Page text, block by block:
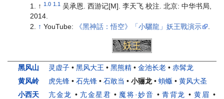
↑ 1.0 1.1 吴承恩. 西游记[M]. 李天飞 校注. 北京: 中华书局,
2014.
↑ YouTube: 《黑神話：悟空》「小驪龍」妖王戰演示
妖王
黑风山 灵虚子 • 黑风大王 • 黑熊精 • 金池长老 • 赤髯龙
黄风岭
虎先锋 • 石先锋 • 石敢当 • 小骊龙 • 蝜蝂 • 黄风大圣
小西天
亢金龙 • 亢金星君 • 魔将·妙音 • 青背龙 • 黄眉 •